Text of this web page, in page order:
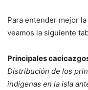
Para entender mejor
veamos la siguiente
Principales
Distribución de los
indígenas en la isla